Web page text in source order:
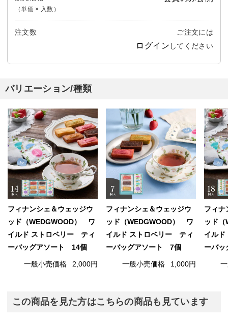
（単価 × 入数）
注文数 ご注文には
ログイン してください
バリエーション/種類
フィナンシェ＆ウェッジウ
ッド（WEDGWOOD） ワ
イルド ストロベリー ティ
ーバッグアソート 14個
一般小売価格 2,000円
フィナンシェ＆ウェッジウ
ッド（WEDGWOOD） ワ
イルド ストロベリー ティ
ーバッグアソート 7個
一般小売価格 1,000円
フィナ
ッド
イル
ーバ
この商品を見た方はこちらの商品も見ています